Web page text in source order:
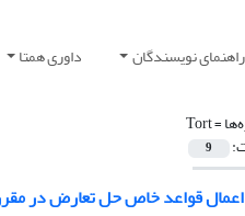
راهنمای نویسندگان داوری همتا
=
Tort
9
قواعد خاص حل تعارض در مقررۀ رم2 اتحادیۀ اروپا و